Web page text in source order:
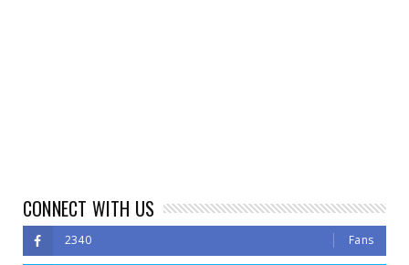
CONNECT WITH US
2340 Fans